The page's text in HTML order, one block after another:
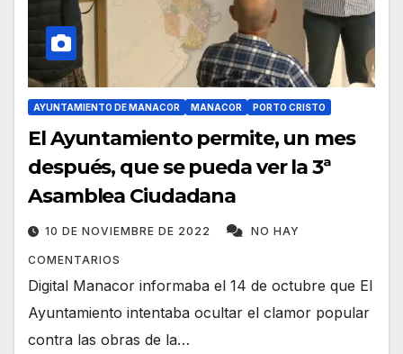
AYUNTAMIENTO DE MANACOR MANACOR PORTO CRISTO
El Ayuntamiento permite, un mes
después, que se pueda ver la 3ª
Asamblea Ciudadana
10 DE NOVIEMBRE DE 2022 NO HAY
COMENTARIOS
Digital Manacor informaba el 14 de octubre que El
Ayuntamiento intentaba ocultar el clamor popular
contra las obras de la…